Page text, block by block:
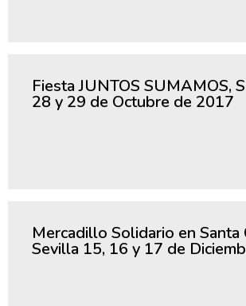
Fiesta JUNTOS SUMAMOS,
28 y 29 de Octubre de 2017
Mercadillo Solidario en Santa
Sevilla 15, 16 y 17 de